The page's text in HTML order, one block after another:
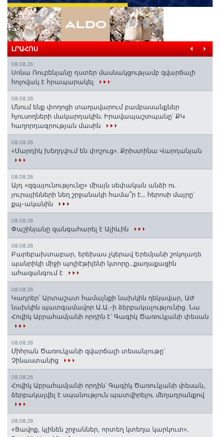
ԼՐԱՀՈՍ
08.08.26
Սոնա Ռուբենյանը դստեր մասնակցությամբ զվարճալի
հոլովակ է հրապարակել
08.08.26
Մնում ենք փողոցի տաղավարում բամբասանքներ
հյուսողների մակարդակին․ Իրավապաշտպանը՝ ՔԿ
հաղորդագրության մասին
08.08.26
«Մարդիկ խեղդվում են փոշուց»․ Քրիստինա Վարդանյան
08.08.26
Այդ «զգայունությունը» միայն սեփական անձի ու
յուրայինների նեղ շրջանակի համա՞ր է․․․ հերոսի մայրը՝
քպ-ականին
08.08.26
Փաշինյանը զանգահարել է Ալիևին
08.08.26
Բարեբախտաբար, երեխաս չկերավ Երեմյանի շոկոլադե
պանրիկի միջի պոլիէթիլենի կտորը․․․քաղաքացին
ահազանգում է
08.08.26
Կադրեր՝ Արտաշատ համայնքի նախկին ղեկավար, ԱԺ
նախկին պատգամավոր Ա.Ա.-ի ձերբակալությունից. Նա
Հովիկ Աբրահամյանի որդին է՝ Գագիկ Ծառուկյանի փեսան
08.08.26
Միհրան Ծառուկյանի զվարճալի տեսանյութը՝
Չինաստանից
08.08.26
Հովիկ Աբրահամյանի որդին՝ Գագիկ Ծառուկյանի փեսան,
ձերբակալվել է սպանություն պատվիրելու մեղադրանքով
08.08.26
«Ցավոք, կլինեն շրջաններ, որտեղ կտեղա կարկուտ»․